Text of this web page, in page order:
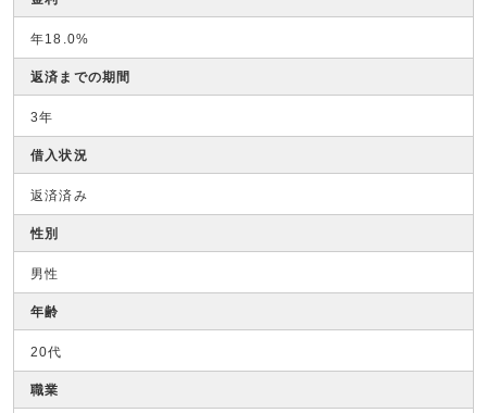
年18.0%
返済までの期間
3年
借入状況
返済済み
性別
男性
年齢
20代
職業